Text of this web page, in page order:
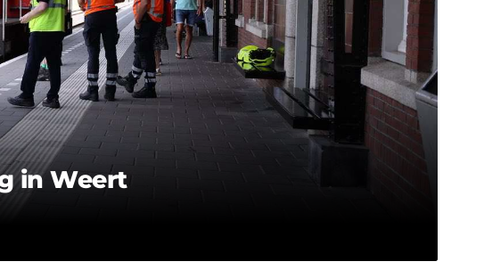
in Weert